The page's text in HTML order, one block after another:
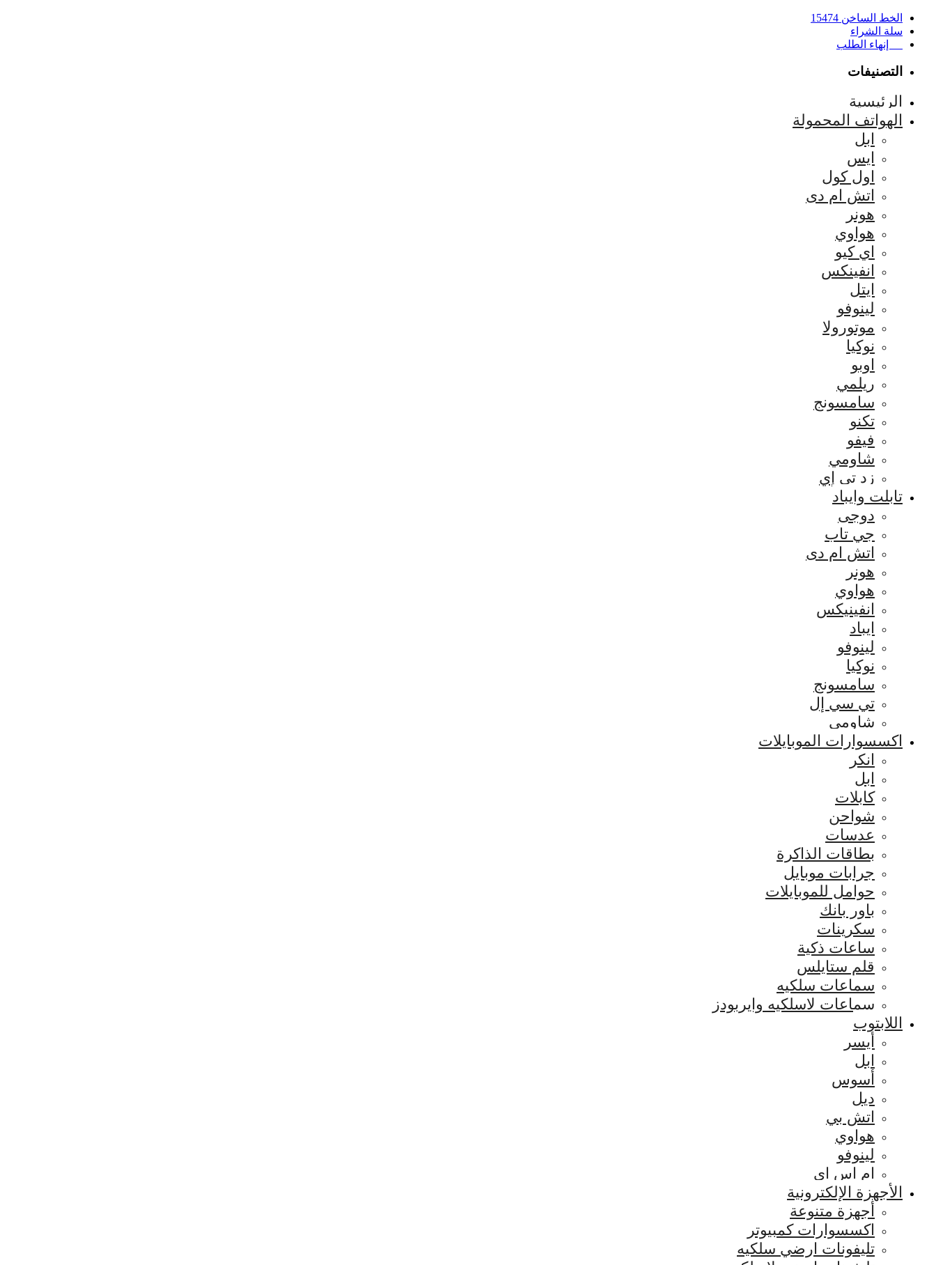
الخط الساخن 15474
سلة الشراء
إنهاء الطلب
التصنيفات
الرئيسية
الهواتف المحمولة
ابل
ايس
اول كول
اتش ام دى
هونر
هواوي
اي كيو
انفينكس
ايتل
لينوفو
موتورولا
نوكيا
اوبو
ريلمي
سامسونج
تكنو
فيفو
شاومي
زد تي إي
تابلت وايباد
دوجى
جي تاب
اتش ام دى
هونر
هواوي
انفينيكس
ايباد
لينوفو
نوكيا
سامسونج
تي سي إل
شاومي
اكسسوارات الموبايلات
انكر
ابل
كابلات
شواحن
عدسات
بطاقات الذاكرة
جرابات موبايل
حوامل للموبايلات
باور بانك
سكرينات
ساعات ذكية
قلم ستايلس
سماعات سلكيه
سماعات لاسلكيه وايربودز
اللابتوب
أيسر
ابل
أسوس
ديل
اتش بي
هواوي
لينوفو
ام اس اي
الأجهزة الإلكترونية
أجهزة متنوعة
اكسسوارات كمبيوتر
تليفونات ارضي سلكيه